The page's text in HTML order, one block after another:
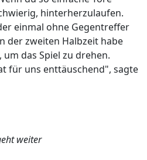
hinterherzulaufen.
einmal ohne Gegentreffer
der zweiten Halbzeit habe
um das Spiel zu drehen.
für uns enttäuschend", sagte
weiter